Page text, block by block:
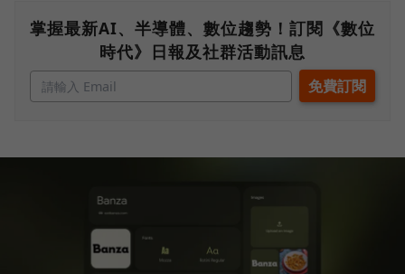
掌握最新AI、半導體、數位趨勢！訂閱《數位
時代》日報及社群活動訊息